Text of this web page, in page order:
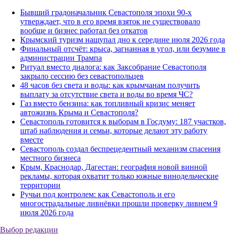
Бывший градоначальник Севастополя эпохи 90-х
утверждает, что в его время взяток не существовало
вообще и бизнес работал без откатов
Крымский туризм нащупал дно к середине июля 2026 года
Финальный отсчёт: крыса, загнанная в угол, или безумие в
администрации Трампа
Ритуал вместо диалога: как Заксобрание Севастополя
закрыло сессию без севастопольцев
48 часов без света и воды: как крымчанам получить
выплату за отсутствие света и воды во время ЧС?
Газ вместо бензина: как топливный кризис меняет
автожизнь Крыма и Севастополя?
Севастополь готовится к выборам в Госдуму: 187 участков,
штаб наблюдения и семьи, которые делают эту работу
вместе
Севастополь создал беспрецедентный механизм спасения
местного бизнеса
Крым, Краснодар, Дагестан: география новой винной
рекламы, которая охватит только южные винодельческие
территории
Ручьи под контролем: как Севастополь и его
многострадальные ливнёвки прошли проверку ливнем 9
июля 2026 года
Выбор редакции